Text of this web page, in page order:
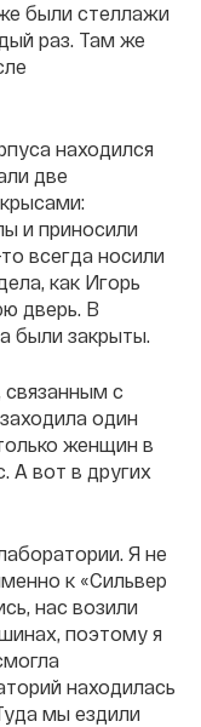
были стеллажи
раз. Там же
находился
две
и приносили
всегда носили
как Игорь
дверь. В
были закрыты.
связанным с
один
женщин в
А вот в других
Я не
к «Сильвер
нас возили
поэтому я
находилась
мы ездили